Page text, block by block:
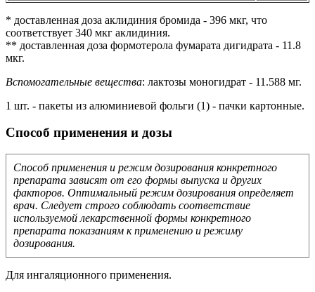
* доставленная доза аклидиния бромида - 396 мкг, что
соответствует 340 мкг аклидиния.
** доставленная доза формотерола фумарата дигидрата - 11.8
мкг.
Вспомогательные вещества: лактозы моногидрат - 11.588 мг.
1 шт. - пакеты из алюминиевой фольги (1) - пачки картонные.
Способ применения и дозы
Способ применения и режим дозирования конкретного
препарата зависят от его формы выпуска и других
факторов. Оптимальный режим дозирования определяет
врач. Следует строго соблюдать соответствие
используемой лекарственной формы конкретного
препарата показаниям к применению и режиму
дозирования.
Для ингаляционного применения.